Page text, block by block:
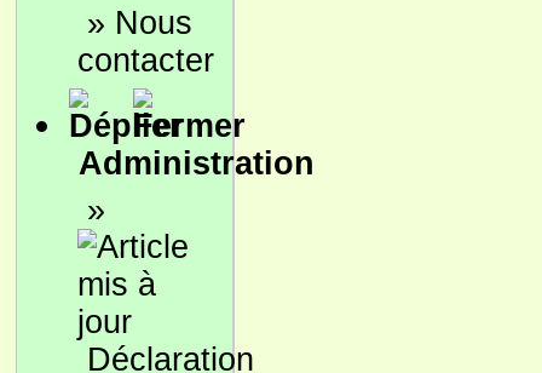
» Nous
contacter
Administration
»
Déclaration